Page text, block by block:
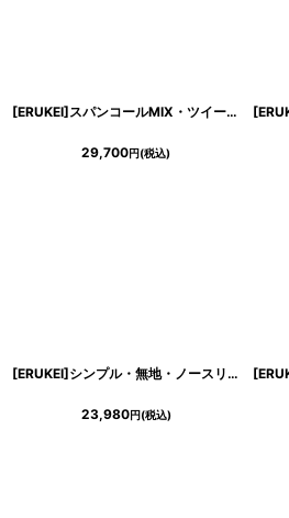
[ERUKEI]スパンコールMIX・ツイード・シンプル・ノースリーブ・タイト・ミニドレス・ワンピース[山崎みどり着用]《送料＆代引き手数料無料》mywh
29,700円(税込)
[ERUKEI]シンプル・無地・ノースリーブ・プチハイネック・ハイウエスト・Aライン・膝丈・ミニドレス・ワンピース[MIRIN・れお着用][送料無料]
23,980円(税込)